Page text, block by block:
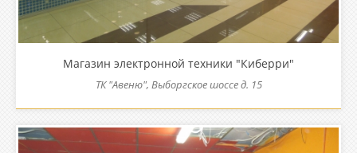
Магазин электронной техники "Киберри"
ТК "Авеню", Выборгское шоссе д. 15